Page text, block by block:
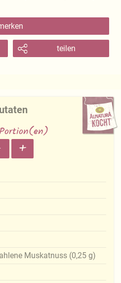
teilen
+
Muskatnuss (0,25 g)